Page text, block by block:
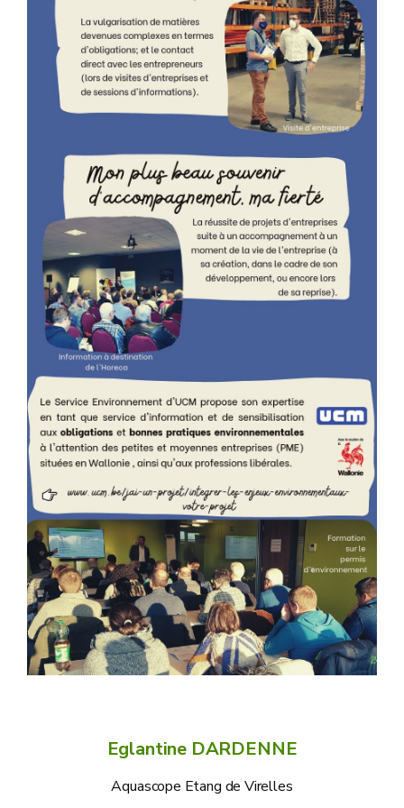
Eglantine DARDENNE
Aquascope Etang de Virelles